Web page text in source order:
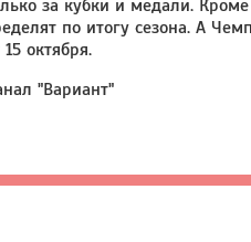
за кубки и медали. Кроме
по итогу сезона. А
октября.
"Вариант"